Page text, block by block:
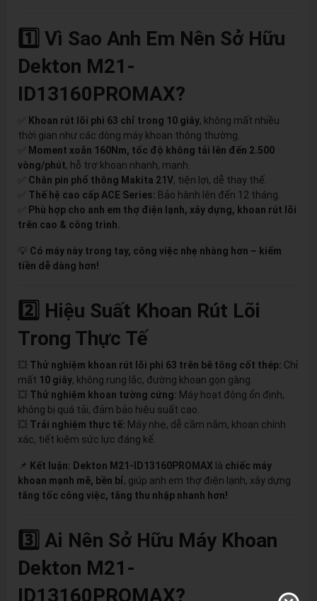
1️⃣ Vì Sao Anh Em Nên Sở Hữu
Dekton M21-
ID13160PROMAX?
Khoan rút lõi phi 63 chỉ trong 10 giây, không mất nhiều
thời gian như các dòng máy khoan thông thường.
Moment xoắn 160Nm, tốc độ không tải lên đến 2.500
vòng/phút, hỗ trợ khoan nhanh, mạnh.
Chân pin phổ thông Makita 21V, tiện lợi, dễ thay thế.
Thế hệ cao cấp ACE Series: Bảo hành lên đến 12 tháng.
Phù hợp cho anh em thợ điện lạnh, xây dựng, khoan rút lõi
trên cao & công trình.
💡 Có máy này trong tay, công việc nhẹ nhàng hơn – kiếm
tiền dễ dàng hơn!
2️⃣ Hiệu Suất Khoan Rút Lõi
Trong Thực Tế
💥 Thử nghiệm khoan rút lõi phi 63 trên bê tông cốt thép: Chỉ
mất 10 giây, không rung lắc, đường khoan gọn gàng.
💥 Thử nghiệm khoan tường cứng: Máy hoạt động ổn định,
không bị quá tải, đảm bảo hiệu suất cao.
💥 Trải nghiệm thực tế: Máy nhẹ, dễ cầm nắm, khoan chính
xác, tiết kiệm sức lực đáng kể.
📌 Kết luận: Dekton M21-ID13160PROMAX là chiếc máy
khoan mạnh mẽ, bền bỉ, giúp anh em thợ điện lạnh, xây dựng
tăng tốc công việc, tăng thu nhập nhanh hơn!
3️⃣ Ai Nên Sở Hữu Máy Khoan
Dekton M21-
ID13160PROMAX?